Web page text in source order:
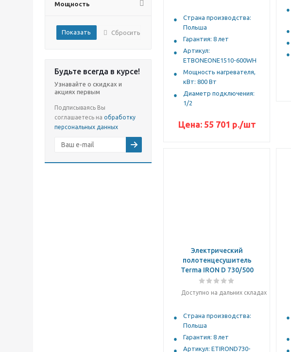
сушка полотенец
Мощность
Сбросить
Будьте всегда в курсе!
Узнавайте о скидках и
акциях первым
Подписываясь Вы
соглашаетесь на обработку
персональных данных
Страна производства:
Польша
Гарантия: 8 лет
Артикул:
ETBONEONE1510-600WH
Мощность нагревателя,
кВт: 800 Вт
Диаметр подключения:
1/2
Цена: 55 701 р./шт
Электрический
полотенцесушитель
Terma IRON D 730/500
Доступно на дальних складах
Страна производства:
Польша
Гарантия: 8 лет
Артикул: ETIROND730-